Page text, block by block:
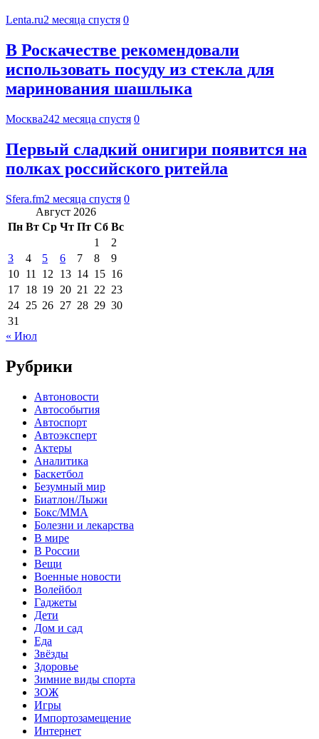
Lenta.ru2 месяца спустя 0
В Роскачестве рекомендовали
использовать посуду из стекла для
маринования шашлыка
Москва242 месяца спустя 0
Первый сладкий онигири появится на
полках российского ритейла
Sfera.fm2 месяца спустя 0
Август 2026
Пн Вт Ср Чт Пт Сб Вс
1
2
3
4 5 6 7 8
9
10 11 12 13 14 15 16
17 18 19 20 21 22 23
24 25 26 27 28 29 30
31
« Июл
Рубрики
Автоновости
Автособытия
Автоспорт
Автоэксперт
Актеры
Аналитика
Баскетбол
Безумный мир
Биатлон/Лыжи
Бокс/MMA
Болезни и лекарства
В мире
В России
Вещи
Военные новости
Волейбол
Гаджеты
Дети
Дом и сад
Еда
Звёзды
Здоровье
Зимние виды спорта
ЗОЖ
Игры
Импортозамещение
Интернет